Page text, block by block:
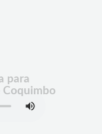
para
Coquimbo